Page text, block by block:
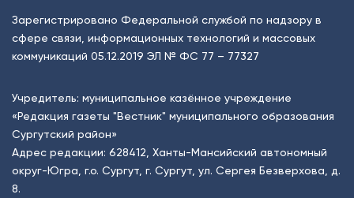
Зарегистрировано Федеральной службой по надзору в
сфере связи, информационных технологий и массовых
коммуникаций 05.12.2019 ЭЛ № ФС 77 – 77327
Учредитель: муниципальное казённое учреждение
«Редакция газеты "Вестник" муниципального образования
Сургутский район»
Адрес редакции: 628412, Ханты-Мансийский автономный
округ-Югра, г.о. Сургут, г. Сургут, ул. Сергея Безверхова, д.
8.